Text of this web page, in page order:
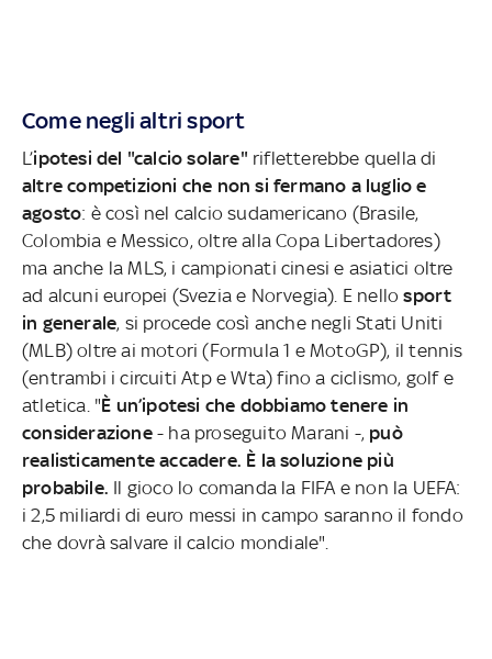
Come negli altri sport
L’ipotesi del "calcio solare" rifletterebbe quella di
altre competizioni che non si fermano a luglio e
agosto: è così nel calcio sudamericano (Brasile,
Colombia e Messico, oltre alla Copa Libertadores)
ma anche la MLS, i campionati cinesi e asiatici oltre
ad alcuni europei (Svezia e Norvegia). E nellosport
in generale, si procede così anche negli Stati Uniti
(MLB) oltre ai motori (Formula 1 e MotoGP), il tennis
(entrambi i circuiti Atp e Wta) fino a ciclismo, golf e
atletica. "È un’ipotesi che dobbiamo tenere in
considerazione - ha proseguito Marani -, può
realisticamente accadere. È la soluzione più
probabile. Il gioco lo comanda la FIFA e non la UEFA:
i 2,5 miliardi di euro messi in campo saranno il fondo
che dovrà salvare il calcio mondiale".